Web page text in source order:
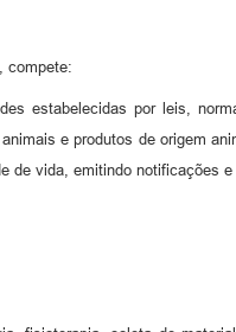
compete:
estabelecidas por leis,
e produtos de origem
de vida, emitindo